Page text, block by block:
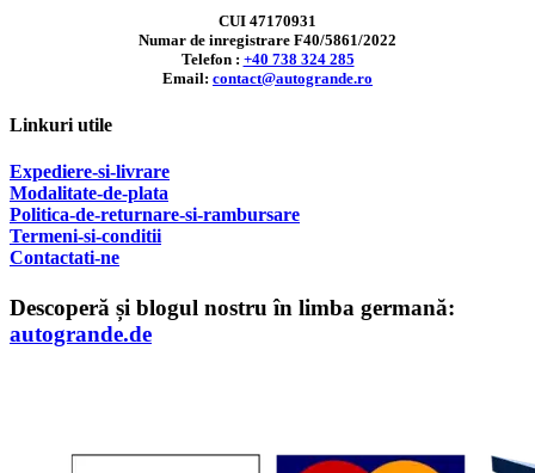
CUI 47170931
Numar de inregistrare F40/5861/2022
Telefon : +40 738 324 285
Email: contact@autogrande.ro
Linkuri utile
Expediere-si-livrare
Modalitate-de-plata
Politica-de-returnare-si-rambursare
Termeni-si-conditii
Contactati-ne
Descoperă și blogul nostru în limba germană:
autogrande.de